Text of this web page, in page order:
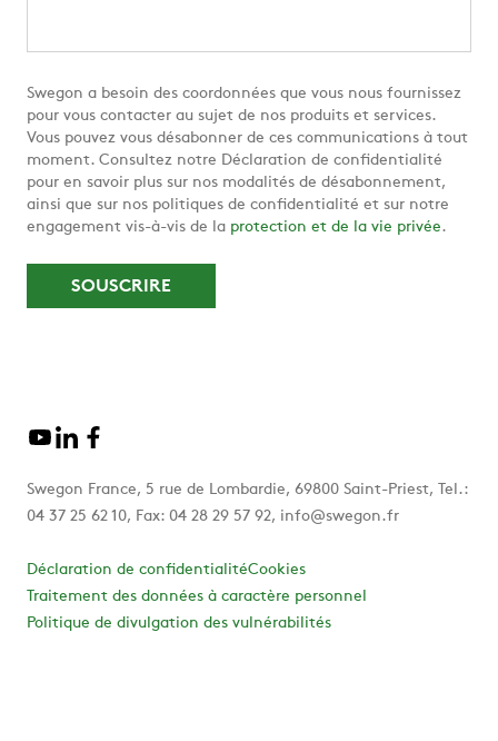
Swegon a besoin des coordonnées que vous nous fournissez
pour vous contacter au sujet de nos produits et services.
Vous pouvez vous désabonner de ces communications à tout
moment. Consultez notre Déclaration de confidentialité
pour en savoir plus sur nos modalités de désabonnement,
ainsi que sur nos politiques de confidentialité et sur notre
engagement vis-à-vis de la protection et de la vie privée.
Swegon France, 5 rue de Lombardie, 69800 Saint-Priest, Tel.:
04 37 25 62 10, Fax: 04 28 29 57 92, info@swegon.fr
Déclaration de confidentialitéCookies
Traitement des données à caractère personnel
Politique de divulgation des vulnérabilités